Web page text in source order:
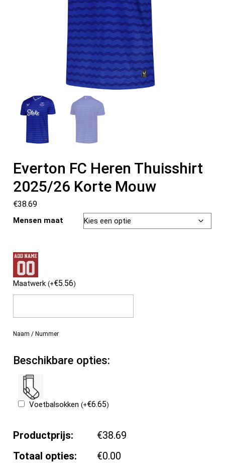
Everton FC Heren Thuisshirt
2025/26 Korte Mouw
€38.69
Mensen maat
Maatwerk(+€5.56)
Naam / Nummer
Beschikbare opties:
Voetbalsokken(+€6.65)
Productprijs:
€38.69
Totaal opties:
€0.00